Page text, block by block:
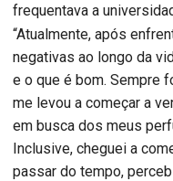
frequentava a
“Atualmente, após
negativas ao longo da
e o que é bom. Sempre
me levou a começar a
em busca dos meus
Inclusive, cheguei a
passar do tempo,